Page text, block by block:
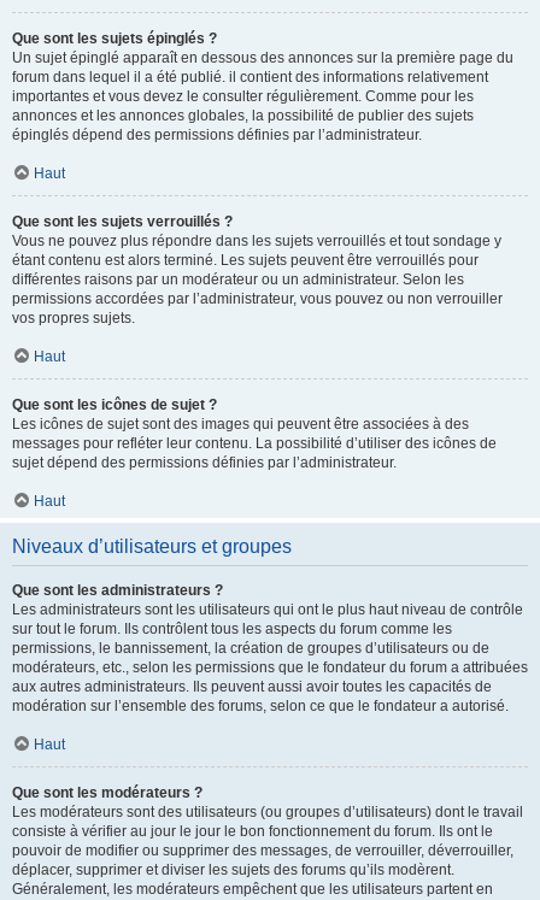
Que sont les sujets épinglés ?
Un sujet épinglé apparaît en dessous des annonces sur la première page du
forum dans lequel il a été publié. il contient des informations relativement
importantes et vous devez le consulter régulièrement. Comme pour les
annonces et les annonces globales, la possibilité de publier des sujets
épinglés dépend des permissions définies par l’administrateur.
Haut
Que sont les sujets verrouillés ?
Vous ne pouvez plus répondre dans les sujets verrouillés et tout sondage y
étant contenu est alors terminé. Les sujets peuvent être verrouillés pour
différentes raisons par un modérateur ou un administrateur. Selon les
permissions accordées par l’administrateur, vous pouvez ou non verrouiller
vos propres sujets.
Haut
Que sont les icônes de sujet ?
Les icônes de sujet sont des images qui peuvent être associées à des
messages pour refléter leur contenu. La possibilité d’utiliser des icônes de
sujet dépend des permissions définies par l’administrateur.
Haut
Niveaux d’utilisateurs et groupes
Que sont les administrateurs ?
Les administrateurs sont les utilisateurs qui ont le plus haut niveau de contrôle
sur tout le forum. Ils contrôlent tous les aspects du forum comme les
permissions, le bannissement, la création de groupes d’utilisateurs ou de
modérateurs, etc., selon les permissions que le fondateur du forum a attribuées
aux autres administrateurs. Ils peuvent aussi avoir toutes les capacités de
modération sur l’ensemble des forums, selon ce que le fondateur a autorisé.
Haut
Que sont les modérateurs ?
Les modérateurs sont des utilisateurs (ou groupes d’utilisateurs) dont le travail
consiste à vérifier au jour le jour le bon fonctionnement du forum. Ils ont le
pouvoir de modifier ou supprimer des messages, de verrouiller, déverrouiller,
déplacer, supprimer et diviser les sujets des forums qu’ils modèrent.
Généralement, les modérateurs empêchent que les utilisateurs partent en